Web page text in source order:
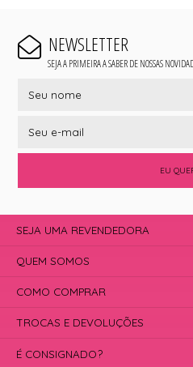
NEWSLETTER
SEJA A PRIMEIRA A SABER DE NOSSAS
EU
SEJA UMA REVENDEDORA
QUEM SOMOS
COMO COMPRAR
TROCAS E DEVOLUÇÕES
É CONSIGNADO?